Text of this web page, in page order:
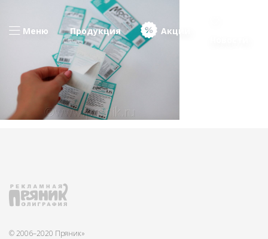
Меню Продукция
Акции
© 2006–2020 Пряник»